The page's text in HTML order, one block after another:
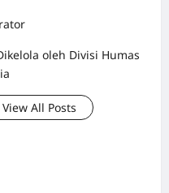
oleh Divisi Humas
View All Posts